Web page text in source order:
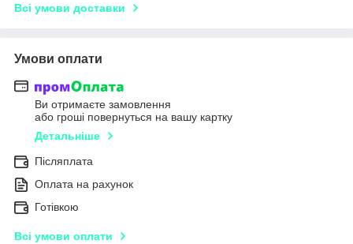
Всі умови доставки
Умови оплати
Ви отримаєте замовлення
або гроші повернуться на вашу картку
Детальніше
Післяплата
Оплата на рахунок
Готівкою
Всі умови оплати